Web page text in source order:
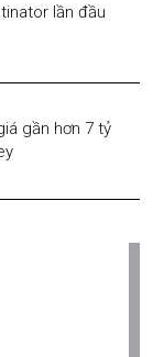
lần đầu
gần hơn 7 tỷ